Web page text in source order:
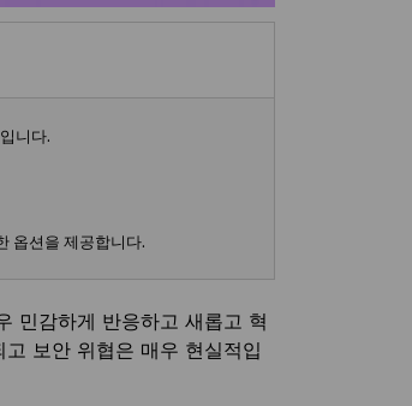
니다.
옵션을 제공합니다.
민감하게 반응하고 새롭고 혁
보안 위협은 매우 현실적입